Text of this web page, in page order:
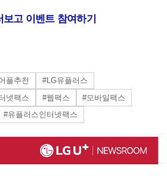
고 이벤트 참여하기
플추천
#LG유플러스
넷팩스 #웹팩스
#모바일팩스
#유플러스인터넷팩스